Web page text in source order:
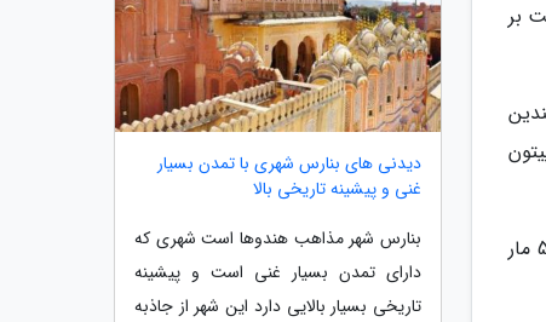
بر
در مواجهه با افسونگرهای مار متوجه شدیم که مارها بیشتر در مزرعه مارها به چشم می خورند، در این مزرعه بیش از 50 مار
دیدنی های بنارس شهری با تمدن بسیار
غنی و پیشینه تاریخی بالا
بنارس شهر مذاهب هندوها است شهری که
دارای تمدن بسیار غنی است و پیشینه
تاریخی بسیار بالایی دارد این شهر از جاذبه